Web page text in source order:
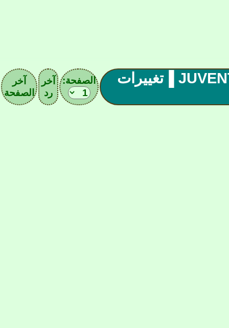
▐رابطة اليوفنتوس (01) JUVENTUS FC ▐تغييرات الصفحة:
آخر
رد
آخر
الصفحة